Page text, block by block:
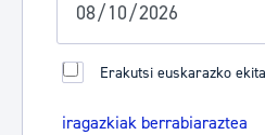
Erakutsi euskarazko
iragazkiak berrabiaraztea